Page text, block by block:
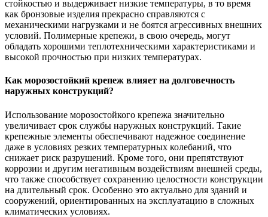
стойкостью и выдерживает низкие температуры, в то время
как бронзовые изделия прекрасно справляются с
механическими нагрузками и не боятся агрессивных внешних
условий. Полимерные крепежи, в свою очередь, могут
обладать хорошими теплотехническими характеристиками и
высокой прочностью при низких температурах.
Как морозостойкий крепеж влияет на долговечность
наружных конструкций?
Использование морозостойкого крепежа значительно
увеличивает срок службы наружных конструкций. Такие
крепежные элементы обеспечивают надежное соединение
даже в условиях резких температурных колебаний, что
снижает риск разрушений. Кроме того, они препятствуют
коррозии и другим негативным воздействиям внешней среды,
что также способствует сохранению целостности конструкции
на длительный срок. Особенно это актуально для зданий и
сооружений, ориентированных на эксплуатацию в сложных
климатических условиях.